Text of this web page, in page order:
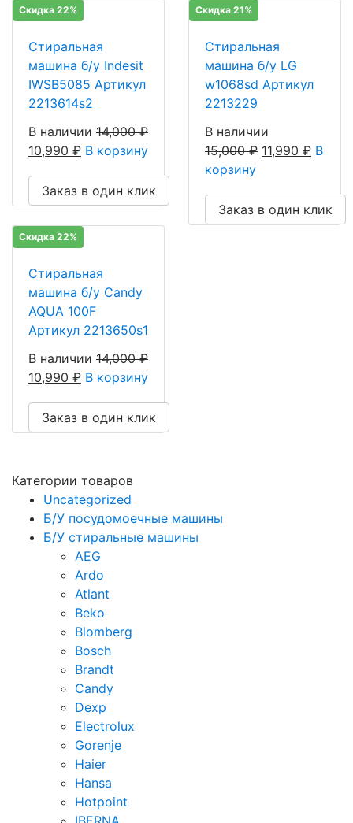
Скидка 22%
Стиральная
машина б/у Indesit
IWSB5085 Артикул
2213614s2
В наличии 14,000₽
10,990 ₽ В корзину
Заказ в один клик
Скидка 21%
Стиральная
машина б/у LG
w1068sd Артикул
2213229
В наличии
15,000₽ 11,990 ₽ В
корзину
Заказ в один клик
Скидка 22%
Стиральная
машина б/у Candy
AQUA 100F
Артикул 2213650s1
В наличии 14,000₽
10,990 ₽ В корзину
Заказ в один клик
Категории товаров
Uncategorized
Б/У посудомоечные машины
Б/У стиральные машины
AEG
Ardo
Atlant
Beko
Blomberg
Bosch
Brandt
Candy
Dexp
Electrolux
Gorenje
Haier
Hansa
Hotpoint